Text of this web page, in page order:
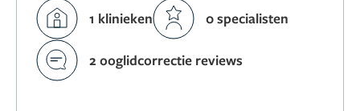
1 klinieken 0 specialisten
2 ooglidcorrectie reviews